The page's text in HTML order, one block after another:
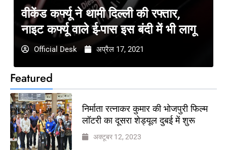
Featured
निर्माता रत्नाकर कुमार की भोजपुरी फिल्म
लॉटरी का दूसरा शेड्यूल दुबई में शुरू
अक्टूबर 12, 2023
वीकेंड कर्फ्यू ने थामी दिल्ली की रफ्तार,
नाइट कर्फ्यू वाले ई-पास इस बंदी में भी लागू
Official Desk अप्रैल 17, 2021